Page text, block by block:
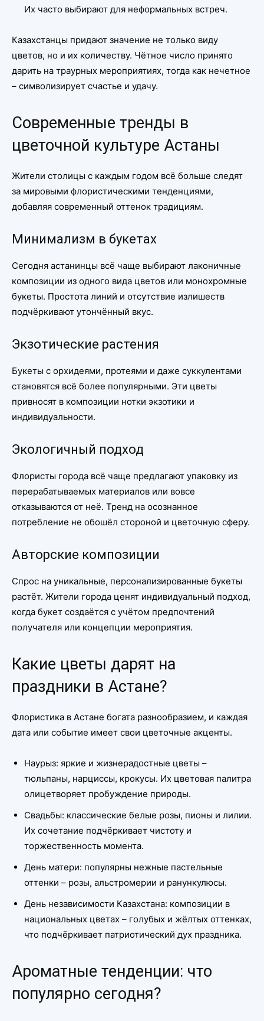
Их часто выбирают для неформальных встреч.
Казахстанцы придают значение не только виду
цветов, но и их количеству. Чётное число принято
дарить на траурных мероприятиях, тогда как нечетное
– символизирует счастье и удачу.
Современные тренды в
цветочной культуре Астаны
Жители столицы с каждым годом всё больше следят
за мировыми флористическими тенденциями,
добавляя современный оттенок традициям.
Минимализм в букетах
Сегодня астанинцы всё чаще выбирают лаконичные
композиции из одного вида цветов или монохромные
букеты. Простота линий и отсутствие излишеств
подчёркивают утончённый вкус.
Экзотические растения
Букеты с орхидеями, протеями и даже суккулентами
становятся всё более популярными. Эти цветы
привносят в композиции нотки экзотики и
индивидуальности.
Экологичный подход
Флористы города всё чаще предлагают упаковку из
перерабатываемых материалов или вовсе
отказываются от неё. Тренд на осознанное
потребление не обошёл стороной и цветочную сферу.
Авторские композиции
Спрос на уникальные, персонализированные букеты
растёт. Жители города ценят индивидуальный подход,
когда букет создаётся с учётом предпочтений
получателя или концепции мероприятия.
Какие цветы дарят на
праздники в Астане?
Флористика в Астане богата разнообразием, и каждая
дата или событие имеет свои цветочные акценты.
Наурыз: яркие и жизнерадостные цветы –
тюльпаны, нарциссы, крокусы. Их цветовая палитра
олицетворяет пробуждение природы.
Свадьбы: классические белые розы, пионы и лилии.
Их сочетание подчёркивает чистоту и
торжественность момента.
День матери: популярны нежные пастельные
оттенки – розы, альстромерии и ранункулюсы.
День независимости Казахстана: композиции в
национальных цветах – голубых и жёлтых оттенках,
что подчёркивает патриотический дух праздника.
Ароматные тенденции: что
популярно сегодня?